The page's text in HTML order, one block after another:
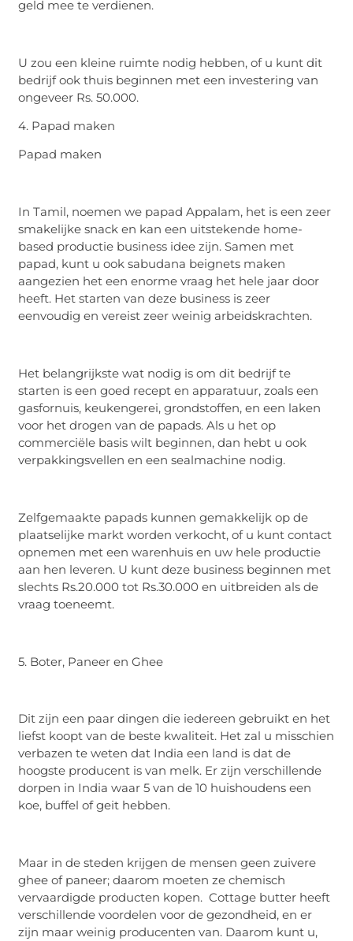
geld mee te verdienen.
U zou een kleine ruimte nodig hebben, of u kunt dit
bedrijf ook thuis beginnen met een investering van
ongeveer Rs. 50.000.
4. Papad maken
Papad maken
In Tamil, noemen we papad Appalam, het is een zeer
smakelijke snack en kan een uitstekende home-
based productie business idee zijn. Samen met
papad, kunt u ook sabudana beignets maken
aangezien het een enorme vraag het hele jaar door
heeft. Het starten van deze business is zeer
eenvoudig en vereist zeer weinig arbeidskrachten.
Het belangrijkste wat nodig is om dit bedrijf te
starten is een goed recept en apparatuur, zoals een
gasfornuis, keukengerei, grondstoffen, en een laken
voor het drogen van de papads. Als u het op
commerciële basis wilt beginnen, dan hebt u ook
verpakkingsvellen en een sealmachine nodig.
Zelfgemaakte papads kunnen gemakkelijk op de
plaatselijke markt worden verkocht, of u kunt contact
opnemen met een warenhuis en uw hele productie
aan hen leveren. U kunt deze business beginnen met
slechts Rs.20.000 tot Rs.30.000 en uitbreiden als de
vraag toeneemt.
5. Boter, Paneer en Ghee
Dit zijn een paar dingen die iedereen gebruikt en het
liefst koopt van de beste kwaliteit. Het zal u misschien
verbazen te weten dat India een land is dat de
hoogste producent is van melk. Er zijn verschillende
dorpen in India waar 5 van de 10 huishoudens een
koe, buffel of geit hebben.
Maar in de steden krijgen de mensen geen zuivere
ghee of paneer; daarom moeten ze chemisch
vervaardigde producten kopen. Cottage butter heeft
verschillende voordelen voor de gezondheid, en er
zijn maar weinig producenten van. Daarom kunt u,